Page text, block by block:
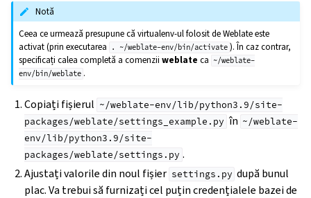
Notă
Ceea ce urmează presupune că virtualenv-ul folosit de Weblate este
activat (prin executarea
. ~/weblate-env/bin/activate ). În caz contrar,
specificați calea completă a comenziiweblate ca
~/weblate-
env/bin/weblate .
Copiați fișierul ~/weblate-env/lib/python3.9/site-
packages/weblate/settings_example.py în ~/weblate-
env/lib/python3.9/site-
packages/weblate/settings.py .
Ajustați valorile din noul fișier settings.py după bunul
plac. Va trebui să furnizați cel puțin credențialele bazei de